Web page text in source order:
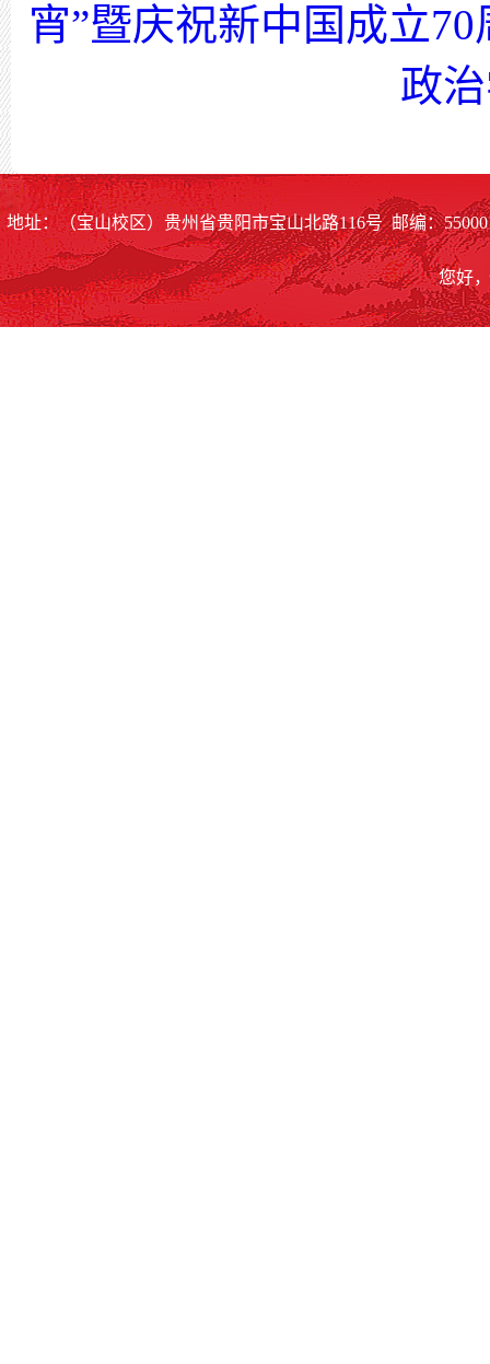
宵”暨庆祝新中国成立
政
地址：（宝山校区）贵州省贵阳市宝山北路116号 邮编：
您好